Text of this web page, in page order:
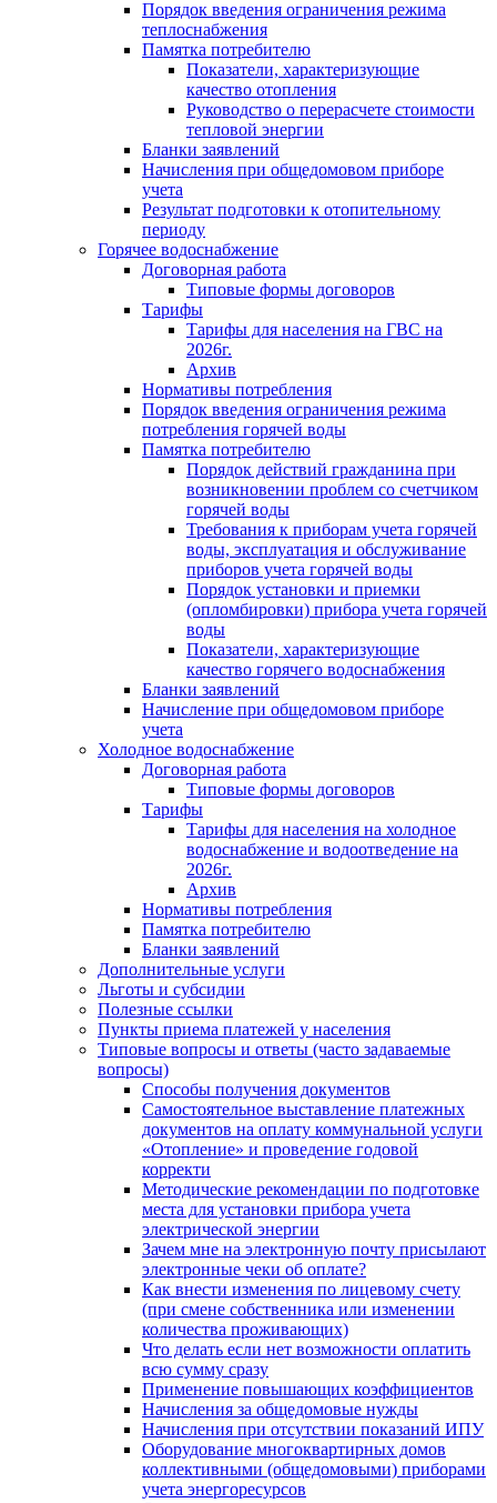
Порядок введения ограничения режима
теплоснабжения
Памятка потребителю
Показатели, характеризующие
качество отопления
Руководство о перерасчете стоимости
тепловой энергии
Бланки заявлений
Начисления при общедомовом приборе
учета
Результат подготовки к отопительному
периоду
Горячее водоснабжение
Договорная работа
Типовые формы договоров
Тарифы
Тарифы для населения на ГВС на
2026г.
Архив
Нормативы потребления
Порядок введения ограничения режима
потребления горячей воды
Памятка потребителю
Порядок действий гражданина при
возникновении проблем со счетчиком
горячей воды
Требования к приборам учета горячей
воды, эксплуатация и обслуживание
приборов учета горячей воды
Порядок установки и приемки
(опломбировки) прибора учета горячей
воды
Показатели, характеризующие
качество горячего водоснабжения
Бланки заявлений
Начисление при общедомовом приборе
учета
Холодное водоснабжение
Договорная работа
Типовые формы договоров
Тарифы
Тарифы для населения на холодное
водоснабжение и водоотведение на
2026г.
Архив
Нормативы потребления
Памятка потребителю
Бланки заявлений
Дополнительные услуги
Льготы и субсидии
Полезные ссылки
Пункты приема платежей у населения
Типовые вопросы и ответы (часто задаваемые
вопросы)
Способы получения документов
Самостоятельное выставление платежных
документов на оплату коммунальной услуги
«Отопление» и проведение годовой
корректи
Методические рекомендации по подготовке
места для установки прибора учета
электрической энергии
Зачем мне на электронную почту присылают
электронные чеки об оплате?
Как внести изменения по лицевому счету
(при смене собственника или изменении
количества проживающих)
Что делать если нет возможности оплатить
всю сумму сразу
Применение повышающих коэффициентов
Начисления за общедомовые нужды
Начисления при отсутствии показаний ИПУ
Оборудование многоквартирных домов
коллективными (общедомовыми) приборами
учета энергоресурсов